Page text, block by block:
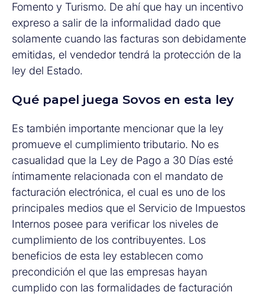
Fomento y Turismo. De ahí que hay un incentivo
expreso a salir de la informalidad dado que
solamente cuando las facturas son debidamente
emitidas, el vendedor tendrá la protección de la
ley del Estado.
Qué papel juega Sovos en esta ley
Es también importante mencionar que la ley
promueve el cumplimiento tributario. No es
casualidad que la Ley de Pago a 30 Días esté
íntimamente relacionada con el mandato de
facturación electrónica, el cual es uno de los
principales medios que el Servicio de Impuestos
Internos posee para verificar los niveles de
cumplimiento de los contribuyentes. Los
beneficios de esta ley establecen como
precondición el que las empresas hayan
cumplido con las formalidades de facturación